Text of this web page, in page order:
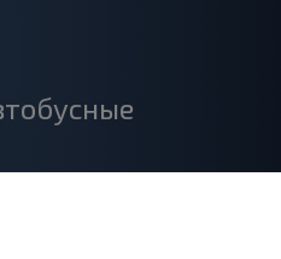
Минск - Барановичи